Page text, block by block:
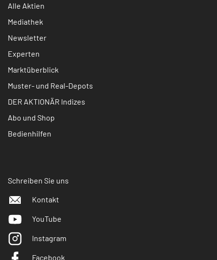
Alle Aktien
Mediathek
Newsletter
Experten
Marktüberblick
Muster- und Real-Depots
DER AKTIONÄR Indizes
Abo und Shop
Bedienhilfen
Schreiben Sie uns
Kontakt
YouTube
Instagram
Facebook